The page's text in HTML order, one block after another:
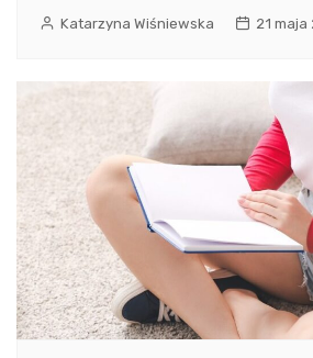
Katarzyna Wiśniewska 21 maja